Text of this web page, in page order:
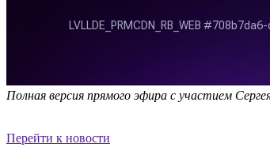
Полная версия прямого эфира с участием
Перейти к новости